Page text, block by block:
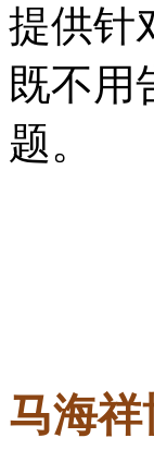
提供针
既不用
题。
马海祥